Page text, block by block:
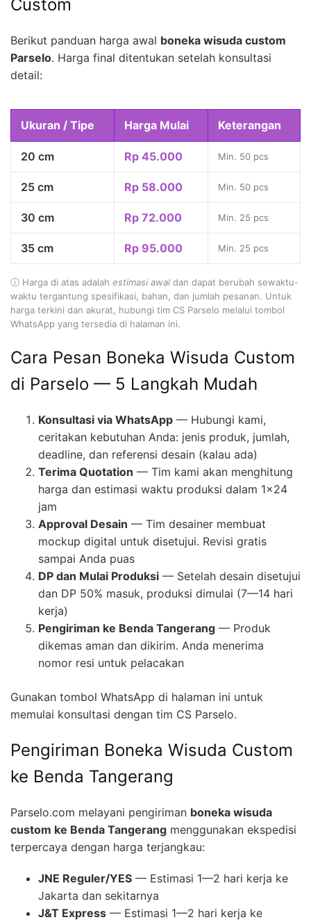
Custom
Berikut panduan harga awal boneka wisuda custom
Parselo. Harga final ditentukan setelah konsultasi
detail:
Ukuran / Tipe Harga Mulai Keterangan
20 cm Rp 45.000 Min. 50 pcs
25 cm Rp 58.000 Min. 50 pcs
30 cm Rp 72.000 Min. 25 pcs
35 cm Rp 95.000 Min. 25 pcs
ⓘ Harga di atas adalah estimasi awal dan dapat berubah sewaktu-
waktu tergantung spesifikasi, bahan, dan jumlah pesanan. Untuk
harga terkini dan akurat, hubungi tim CS Parselo melalui tombol
WhatsApp yang tersedia di halaman ini.
Cara Pesan Boneka Wisuda Custom
di Parselo — 5 Langkah Mudah
Konsultasi via WhatsApp — Hubungi kami,
ceritakan kebutuhan Anda: jenis produk, jumlah,
deadline, dan referensi desain (kalau ada)
Terima Quotation — Tim kami akan menghitung
harga dan estimasi waktu produksi dalam 1×24
jam
Approval Desain — Tim desainer membuat
mockup digital untuk disetujui. Revisi gratis
sampai Anda puas
DP dan Mulai Produksi — Setelah desain disetujui
dan DP 50% masuk, produksi dimulai (7—14 hari
kerja)
Pengiriman ke Benda Tangerang — Produk
dikemas aman dan dikirim. Anda menerima
nomor resi untuk pelacakan
Gunakan tombol WhatsApp di halaman ini untuk
memulai konsultasi dengan tim CS Parselo.
Pengiriman Boneka Wisuda Custom
ke Benda Tangerang
Parselo.com melayani pengiriman boneka wisuda
custom ke Benda Tangerang menggunakan ekspedisi
terpercaya dengan harga terjangkau:
JNE Reguler/YES — Estimasi 1—2 hari kerja ke
Jakarta dan sekitarnya
J&T Express — Estimasi 1—2 hari kerja ke